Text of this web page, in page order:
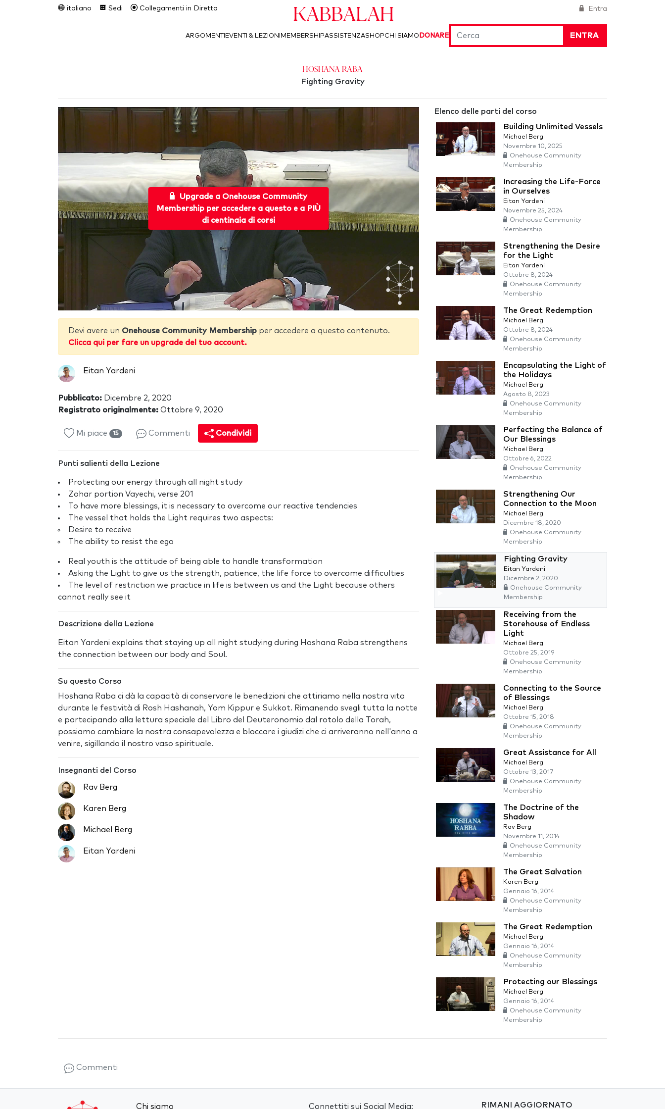
Entra
italiano Sedi Collegamenti in Diretta Kabbalah
ENTRA
ARGOMENTI EVENTI & LEZIONI MEMBERSHIPASSISTENZASHOPCHI SIAMO DONARE
Hoshana Raba
Fighting Gravity
Upgrade a Onehouse Community
Membership per accedere a questo e a PIÙ
di centinaia di corsi
Devi avere un Onehouse Community Membership per accedere a questo contenuto.
Clicca qui per fare un upgrade del tuo account.
Eitan Yardeni
Pubblicato: Dicembre 2, 2020
Registrato originalmente: Ottobre 9, 2020
Mi piace 15 Commenti Condividi
Punti salienti della Lezione
Protecting our energy through all night study
Zohar portion Vayechi, verse 201
To have more blessings, it is necessary to overcome our reactive tendencies
The vessel that holds the Light requires two aspects:
Desire to receive
The ability to resist the ego
Real youth is the attitude of being able to handle transformation
Asking the Light to give us the strength, patience, the life force to overcome difficulties
The level of restriction we practice in life is between us and the Light because others
cannot really see it
Descrizione della Lezione
Eitan Yardeni explains that staying up all night studying during Hoshana Raba strengthens
the connection between our body and Soul.
Su questo Corso
Hoshana Raba ci dà la capacità di conservare le benedizioni che attiriamo nella nostra vita
durante le festività di Rosh Hashanah, Yom Kippur e Sukkot. Rimanendo svegli tutta la notte
e partecipando alla lettura speciale del Libro del Deuteronomio dal rotolo della Torah,
possiamo cambiare la nostra consapevolezza e bloccare i giudizi che ci arriveranno nell'anno a
venire, sigillando il nostro vaso spirituale.
Insegnanti del Corso
Rav Berg
Karen Berg
Michael Berg
Eitan Yardeni
Elenco delle parti del corso
Building Unlimited Vessels
Michael Berg
Novembre 10, 2025
Onehouse Community
Membership
Increasing the Life-Force
in Ourselves
Eitan Yardeni
Novembre 25, 2024
Onehouse Community
Membership
Strengthening the Desire
for the Light
Eitan Yardeni
Ottobre 8, 2024
Onehouse Community
Membership
The Great Redemption
Michael Berg
Ottobre 8, 2024
Onehouse Community
Membership
Encapsulating the Light of
the Holidays
Michael Berg
Agosto 8, 2023
Onehouse Community
Membership
Perfecting the Balance of
Our Blessings
Michael Berg
Ottobre 6, 2022
Onehouse Community
Membership
Strengthening Our
Connection to the Moon
Michael Berg
Dicembre 18, 2020
Onehouse Community
Membership
Fighting Gravity
Eitan Yardeni
Dicembre 2, 2020
Onehouse Community
Membership
Receiving from the
Storehouse of Endless
Light
Michael Berg
Ottobre 25, 2019
Onehouse Community
Membership
Connecting to the Source
of Blessings
Michael Berg
Ottobre 15, 2018
Onehouse Community
Membership
Great Assistance for All
Michael Berg
Ottobre 13, 2017
Onehouse Community
Membership
The Doctrine of the
Shadow
Rav Berg
Novembre 11, 2014
Onehouse Community
Membership
The Great Salvation
Karen Berg
Gennaio 16, 2014
Onehouse Community
Membership
The Great Redemption
Michael Berg
Gennaio 16, 2014
Onehouse Community
Membership
Protecting our Blessings
Michael Berg
Gennaio 16, 2014
Onehouse Community
Membership
Commenti
Chi siamo Connettiti sui Social Media: RIMANI AGGIORNATO